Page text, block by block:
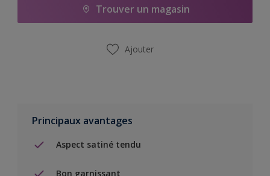
Trouver un magasin
Ajouter
Principaux avantages
Aspect satiné tendu
Bon garnissant